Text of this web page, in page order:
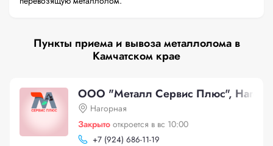
Пункты приема и вывоза металлолома в
Камчатском крае
ООО "Металл Сервис Плюс",
Нагорная
Закрыто откроется в вс 10:00
+7 (924) 686-11-19